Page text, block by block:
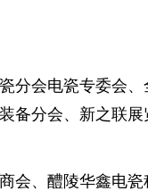
分会电瓷专委会
备分会、新之联展
会、醴陵华鑫电瓷